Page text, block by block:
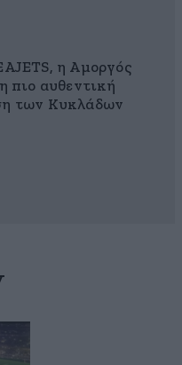
η Αμοργός
πιο αυθεντική
των Κυκλάδων